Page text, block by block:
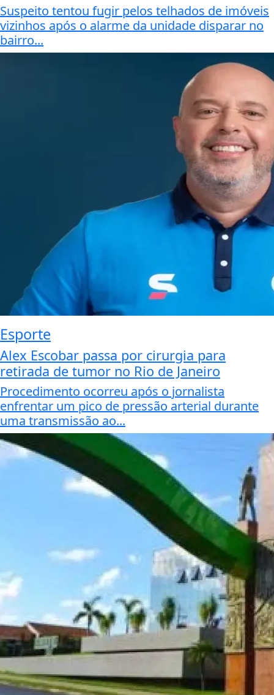
Suspeito tentou fugir pelos telhados de imóveis
vizinhos após o alarme da unidade disparar no
bairro...
Esporte
Alex Escobar passa por cirurgia para
retirada de tumor no Rio de Janeiro
Procedimento ocorreu após o jornalista
enfrentar um pico de pressão arterial durante
uma transmissão ao...